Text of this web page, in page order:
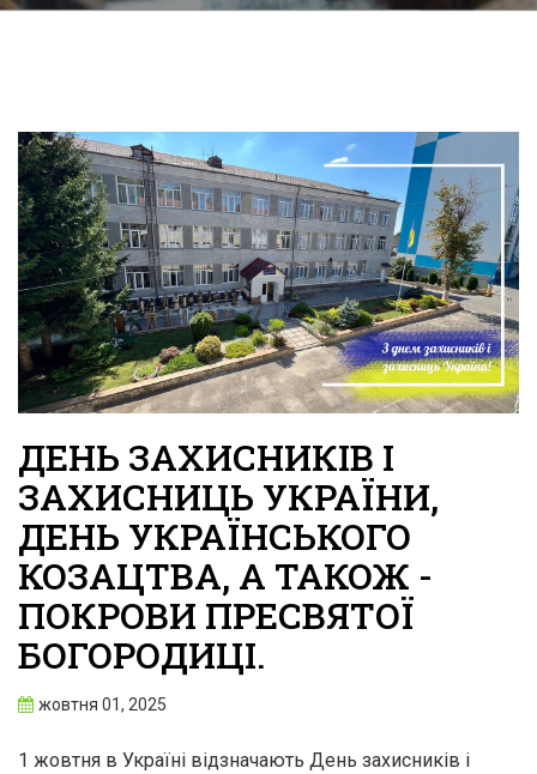
ДЕНЬ ЗАХИСНИКІВ І
ЗАХИСНИЦЬ УКРАЇНИ,
ДЕНЬ УКРАЇНСЬКОГО
КОЗАЦТВА, А ТАКОЖ -
ПОКРОВИ ПРЕСВЯТОЇ
БОГОРОДИЦІ.
жовтня 01, 2025
1 жовтня в Україні відзначають День захисників і